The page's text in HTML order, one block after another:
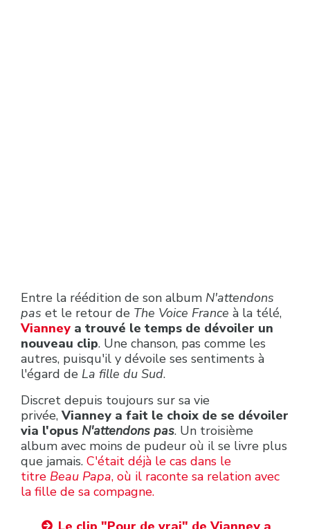
Entre la réédition de son album N'attendons
pas et le retour de The Voice France à la télé,
Vianney a trouvé le temps de dévoiler un
nouveau clip. Une chanson, pas comme les
autres, puisqu'il y dévoile ses sentiments à
l'égard de La fille du Sud.
Discret depuis toujours sur sa vie
privée, Vianney a fait le choix de se dévoiler
via l'opus N'attendons pas. Un troisième
album avec moins de pudeur où il se livre plus
que jamais. C'était déjà le cas dans le
titre Beau Papa, où il raconte sa relation avec
la fille de sa compagne.